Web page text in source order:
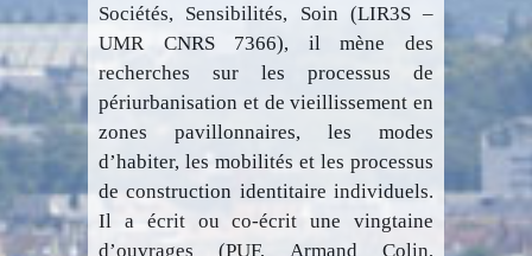
Sociétés, Sensibilités, Soin (LIR3S –
UMR CNRS 7366), il mène des
recherches sur les processus de
périurbanisation et de vieillissement en
zones pavillonnaires, les modes
d’habiter, les mobilités et les processus
de construction identitaire individuels.
Il a écrit ou co-écrit une vingtaine
d’ouvrages (PUF, Armand Colin,